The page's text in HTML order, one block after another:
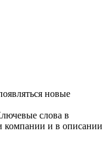
новые
слова в
компании и в описании